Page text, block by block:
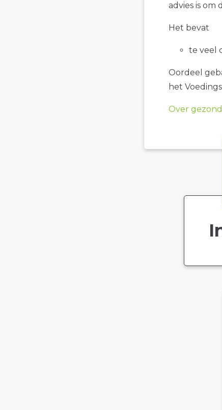
advies is om
Het bevat
te veel
Oordeel
het
Over